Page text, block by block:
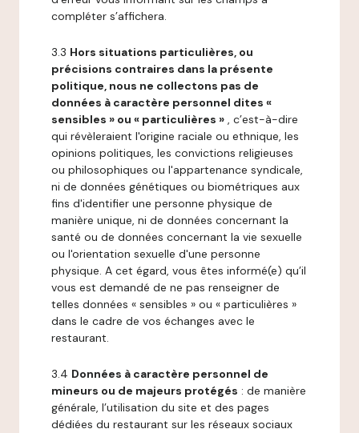
compléter s’affichera.
3.3 Hors situations particulières, ou
précisions contraires dans la présente
politique, nous ne collectons pas de
données à caractère personnel dites «
sensibles » ou « particulières » , c’est-à-dire
qui révèleraient l'origine raciale ou ethnique, les
opinions politiques, les convictions religieuses
ou philosophiques ou l'appartenance syndicale,
ni de données génétiques ou biométriques aux
fins d'identifier une personne physique de
manière unique, ni de données concernant la
santé ou de données concernant la vie sexuelle
ou l'orientation sexuelle d'une personne
physique. A cet égard, vous êtes informé(e) qu’il
vous est demandé de ne pas renseigner de
telles données « sensibles » ou « particulières »
dans le cadre de vos échanges avec le
restaurant.
3.4 Données à caractère personnel de
mineurs ou de majeurs protégés : de manière
générale, l’utilisation du site et des pages
dédiées du restaurant sur les réseaux sociaux